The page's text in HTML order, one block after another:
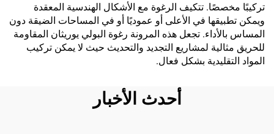
تركيبًا مخصصًا. تتكيف الرغوة مع الأشكال الهندسية المعقدة
ويمكن تطبيقها في الأعلى أو عموديًا أو في المساحات الضيقة دون
المساس بالأداء. تجعل هذه المرونة رغوة البولي يوريثان المقاومة
للحريق مثالية لمشاريع التجديد والتحديث حيث لا يمكن تركيب
المواد التقليدية بشكل فعال.
أحدث الأخبار